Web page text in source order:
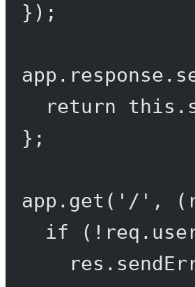
});
app.response.
return
this .
};
app. get ( '/' , (
if ( !
res.